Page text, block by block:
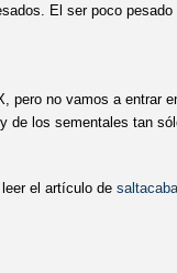
El ser poco
pero no vamos a entrar
de los sementales tan
el artículo de